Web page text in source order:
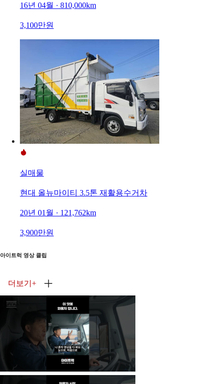
16년 04월 · 810,000km
3,100만원
실매물
현대 올뉴마이티 3.5톤 재활용수거차
20년 01월 · 121,762km
3,900만원
아이트럭 영상 클립
더보기 +